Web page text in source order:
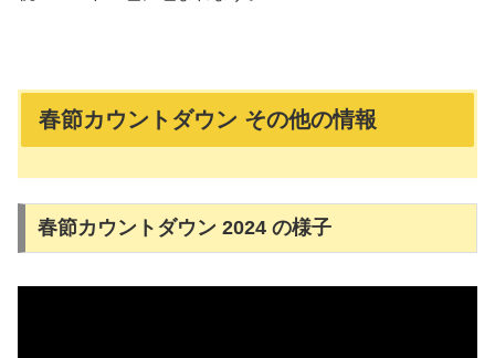
春節カウントダウン その他の情報
春節カウントダウン 2024 の様子